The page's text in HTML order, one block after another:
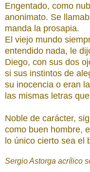
Engentado, como
anonimato. Se
manda la prosapia.
El viejo mundo
entendido nada, le
Diego, con sus dos
si sus instintos de
su inocencia o eran
las mismas letras
Noble de carácter,
como buen hombre,
lo único cierto sea el
Sergio Astorga acrílico